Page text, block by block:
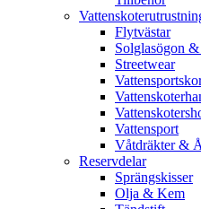
Flytvästar
Solglasögon
Streetwear
Vattensport
Våtdräkter &
Reservdelar
Sprängskisser
Olja & Kem